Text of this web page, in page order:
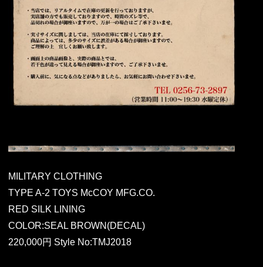
MILITARY CLOTHING
TYPE A-2 TOYS McCOY MFG.CO.
RED SILK LINING
COLOR:SEAL BROWN(DECAL)
220,000円 Style No:TMJ2018